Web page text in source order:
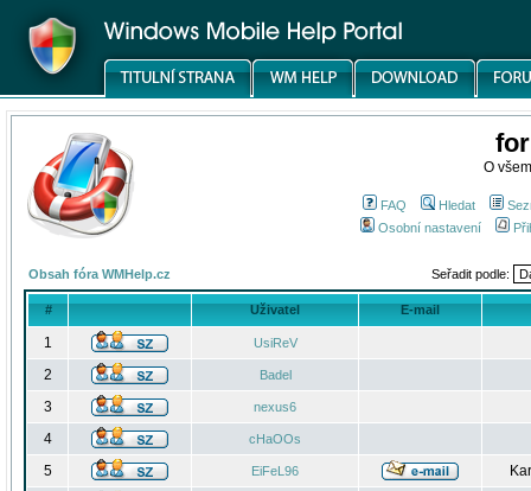
O
FAQ Hledat
Osobní nastavení
Obsah fóra WMHelp.cz Seřadit podle:
# Uživatel E-mail
1 UsiReV
2 Badel
3 nexus6
4 cHaOOs
5 EiFeL96